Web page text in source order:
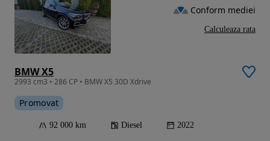
BMW X5
2993 cm3 • 286 CP • BMW X5 30D Xdrive
Promovat
92 000 km Diesel 2022
Conform mediei
Calculeaza rata